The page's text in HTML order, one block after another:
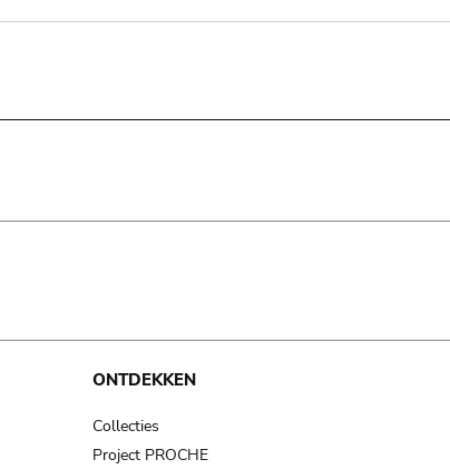
ONTDEKKEN
Collecties
Project PROCHE